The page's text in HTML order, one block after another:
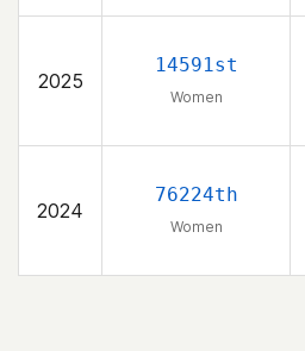
2025
14591st
Women
2024
76224th
Women